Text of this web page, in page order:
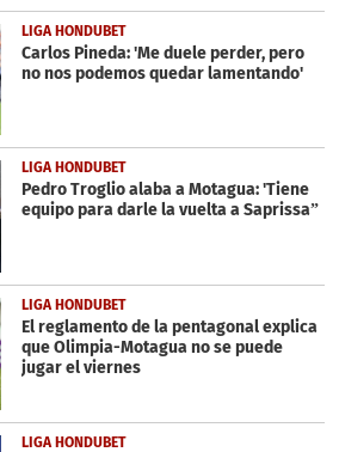
LIGA HONDUBET
Carlos Pineda: 'Me duele perder, pero
no nos podemos quedar lamentando'
LIGA HONDUBET
Pedro Troglio alaba a Motagua: 'Tiene
equipo para darle la vuelta a Saprissa”
LIGA HONDUBET
El reglamento de la pentagonal explica
que Olimpia-Motagua no se puede
jugar el viernes
LIGA HONDUBET